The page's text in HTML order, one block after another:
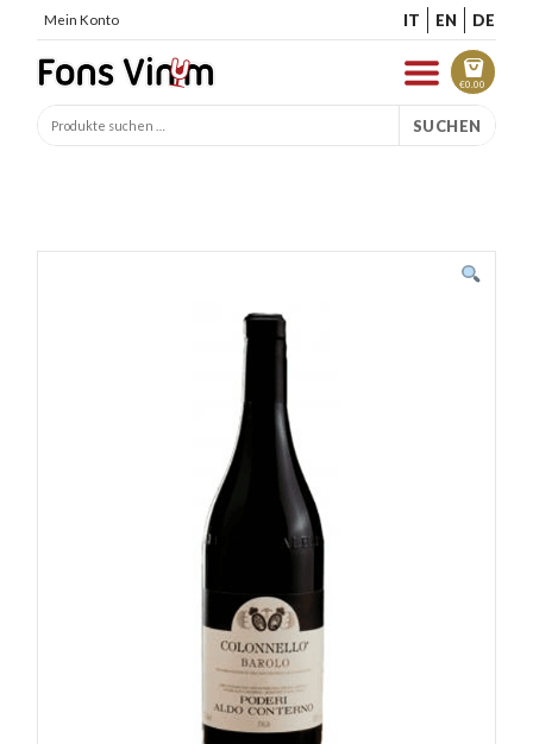
Mein Konto IT EN DE
€0.00
SUCHEN